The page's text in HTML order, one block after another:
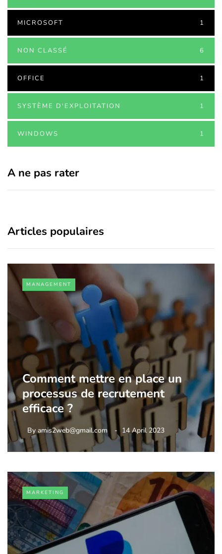
MICROSOFT 1
NON CLASSÉ 6
OFFICE 1
SYSTÈME D'EXPLOITATION 1
WINDOWS 1
A ne pas rater
Articles populaires
MANAGEMENT
Comment mettre en place un
processus de recrutement
efficace ?
By amis2web@gmail.com 14 April 2023
MARKETING